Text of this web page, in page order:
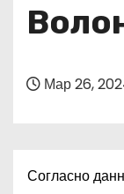
Мар 26,
Согласно